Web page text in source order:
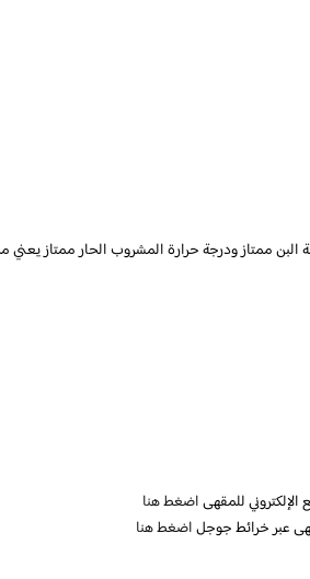
البن ممتاز ودرجة حرارة المشروب الحار ممتاز
للمقهىاضغط هنا
عبر خرائط جوجلاضغط هنا